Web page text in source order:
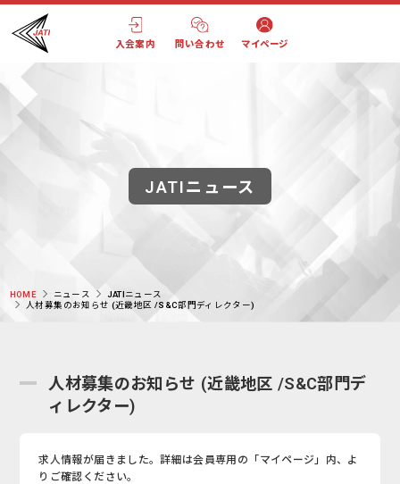
入会案内 問い合わせ マイページ
JATIニュース
HOME ニュース
JATIニュース
人材募集のお知らせ (近畿地区 /S&C部門ディレクター)
人材募集のお知らせ (近畿地区 /S&C部門デ
ィレクター)
求人情報が届きました。詳細は会員専用の「マイページ」内、よ
りご確認ください。